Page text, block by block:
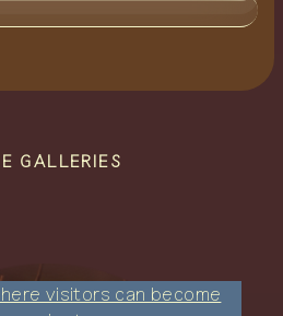
GALLERIES
visitors can become